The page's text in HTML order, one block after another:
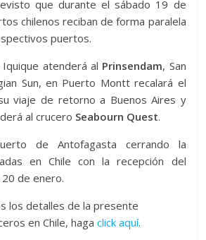
que durante el sábado 19 de
chilenos reciban de forma paralela
puertos.
atenderá al Prinsendam, San
Sun, en Puerto Montt recalará el
viaje de retorno a Buenos Aires y
al crucero Seabourn Quest.
de Antofagasta cerrando la
en Chile con la recepción del
de enero.
los detalles de la presente
en Chile, hagaclick aquí.